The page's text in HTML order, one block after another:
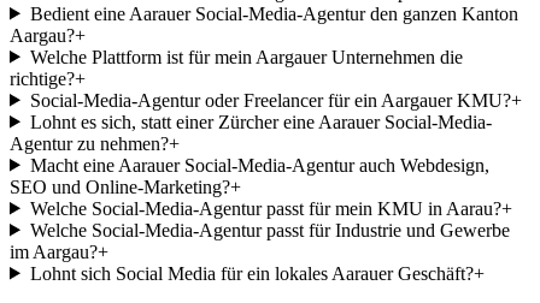
Bedient eine Aarauer Social-Media-Agentur den ganzen Kanton
Aargau?+
Welche Plattform ist für mein Aargauer Unternehmen die
richtige?+
Social-Media-Agentur oder Freelancer für ein Aargauer KMU?+
Lohnt es sich, statt einer Zürcher eine Aarauer Social-Media-
Agentur zu nehmen?+
Macht eine Aarauer Social-Media-Agentur auch Webdesign,
SEO und Online-Marketing?+
Welche Social-Media-Agentur passt für mein KMU in Aarau?+
Welche Social-Media-Agentur passt für Industrie und Gewerbe
im Aargau?+
Lohnt sich Social Media für ein lokales Aarauer Geschäft?+